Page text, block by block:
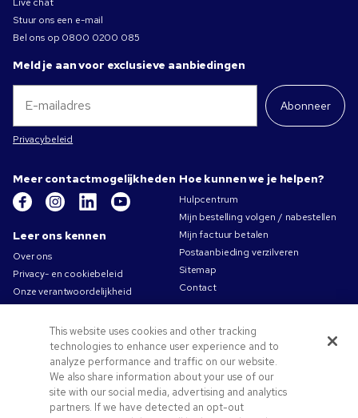
Live chat
Stuur ons een e-mail
Bel ons op 0800 0200 085
Meld je aan voor exclusieve aanbiedingen
Abonneer
Privacybeleid
Meer contactmogelijkheden
Leer ons kennen
Over ons
Privacy- en cookiebeleid
Onze verantwoordelijkheid
Algemene verkoopsvoorwaarden
Carrières bij Pens.com
Aanbiedingen &
hulpmiddelen
Relatiegeschenken
Hoe kunnen we je helpen?
Hulpcentrum
Mijn bestelling volgen / nabestellen
Mijn factuur betalen
Postaanbieding verzilveren
Sitemap
Contact
This website uses cookies and other tracking
technologies to enhance user experience and to
analyze performance and traffic on our website.
We also share information about your use of our
site with our social media, advertising and analytics
partners. If we have detected an opt-out